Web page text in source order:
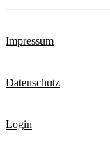
Impressum
Datenschutz
Login